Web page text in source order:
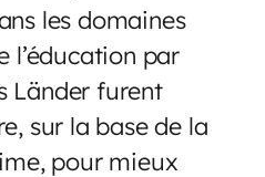
les domaines
l’éducation par
Länder furent
sur la base de la
pour mieux